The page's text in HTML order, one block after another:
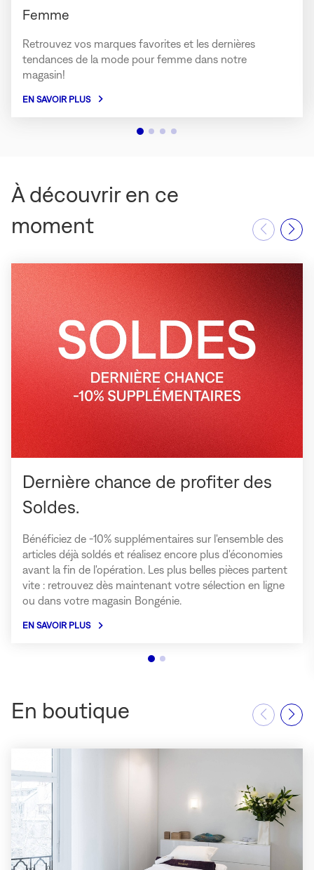
Femme
Retrouvez vos marques favorites et les dernières
tendances de la mode pour femme dans notre
magasin!
EN SAVOIR PLUS
À découvrir en ce
moment
Dernière chance de profiter des
Soldes.
Bénéficiez de -10% supplémentaires sur l'ensemble des
articles déjà soldés et réalisez encore plus d'économies
avant la fin de l'opération. Les plus belles pièces partent
vite : retrouvez dès maintenant votre sélection en ligne
ou dans votre magasin Bongénie.
EN SAVOIR PLUS
à
chance
de
(ouvre
dans
une
nouvelle
fenêtre)
En boutique